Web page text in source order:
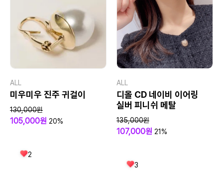
ALL
미우미우 진주 귀걸이
130,000원
105,000원 20%
2
ALL
디올 CD 네이비 이어링
실버 피니쉬 메탈
135,000원
107,000원 21%
3